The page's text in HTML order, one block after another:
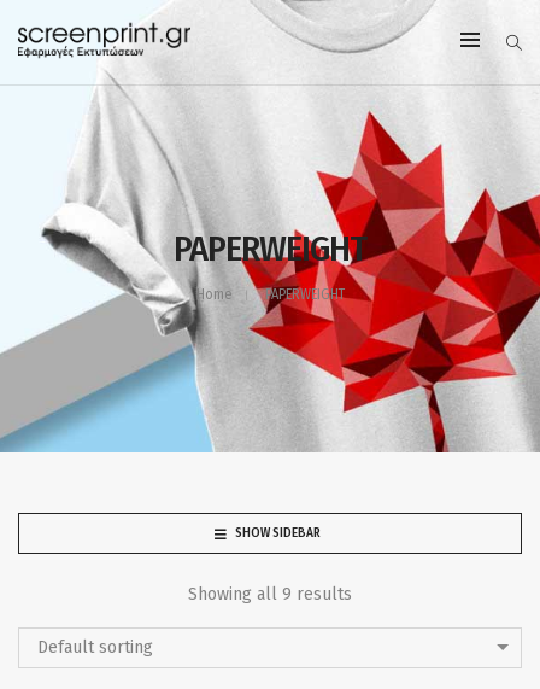
PAPERWEIGHT
Home PAPERWEIGHT
SHOW SIDEBAR
Showing all 9 results
Default sorting